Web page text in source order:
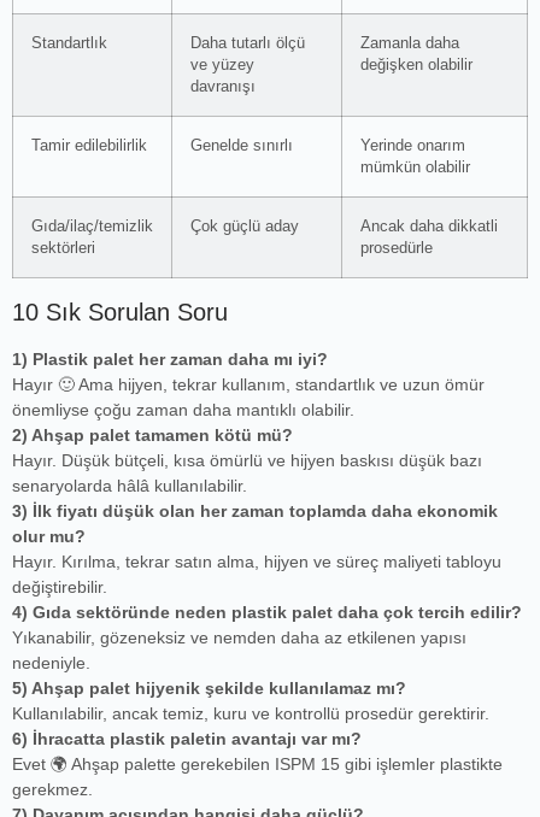
Standartlık
Daha tutarlı ölçü
ve yüzey
davranışı
Zamanla daha
değişken olabilir
Tamir edilebilirlik Genelde sınırlı
Yerinde onarım
mümkün olabilir
Gıda/ilaç/temizlik
sektörleri
Çok güçlü aday
Ancak daha dikkatli
prosedürle
10 Sık Sorulan Soru
1) Plastik palet her zaman daha mı iyi?
Hayır 🙂 Ama hijyen, tekrar kullanım, standartlık ve uzun ömür
önemliyse çoğu zaman daha mantıklı olabilir.
2) Ahşap palet tamamen kötü mü?
Hayır. Düşük bütçeli, kısa ömürlü ve hijyen baskısı düşük bazı
senaryolarda hâlâ kullanılabilir.
3) İlk fiyatı düşük olan her zaman toplamda daha ekonomik
olur mu?
Hayır. Kırılma, tekrar satın alma, hijyen ve süreç maliyeti tabloyu
değiştirebilir.
4) Gıda sektöründe neden plastik palet daha çok tercih edilir?
Yıkanabilir, gözeneksiz ve nemden daha az etkilenen yapısı
nedeniyle.
5) Ahşap palet hijyenik şekilde kullanılamaz mı?
Kullanılabilir, ancak temiz, kuru ve kontrollü prosedür gerektirir.
6) İhracatta plastik paletin avantajı var mı?
Evet 🌍 Ahşap palette gerekebilen ISPM 15 gibi işlemler plastikte
gerekmez.